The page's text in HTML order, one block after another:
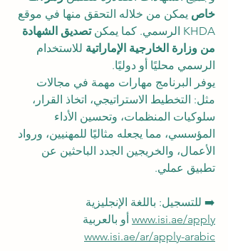
خاص يمكن من خلاله التحقق منها في موقع
KHDA الرسمي. كما يمكن
تصديق الشهادة
من وزارة الخارجية الإماراتية للاستخدام
الرسمي محليًا أو دوليًا.
يوفر البرنامج مهارات مهمة في مجالات
مثل: التخطيط الاستراتيجي، اتخاذ القرار،
سلوكيات المنظمات، وتحسين الأداء
المؤسسي، مما يجعله مثاليًا للمهنيين، ورواد
الأعمال، والخريجين الجدد الباحثين عن
تطبيق عملي.
➡️ للتسجيل: باللغة الإنجليزية
www.isi.ae/apply أو بالعربية
www.isi.ae/ar/apply-arabic